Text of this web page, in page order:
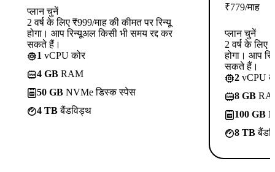
प्लान चुनें
2 वर्ष के लिए ₹999/माह की कीमत पर रिन्यू
होगा। आप रिन्यूअल किसी भी समय रद्द कर
सकते हैं।
1 vCPU कोर
4 GB RAM
50 GB NVMe डिस्क स्पेस
4 TBबैंडविड्थ
₹779/माह
प्लान चुनें
2 वर्ष के लिए
होगा। आप
सकते हैं।
2 vCPU
8 GB
100 GB
8 TB